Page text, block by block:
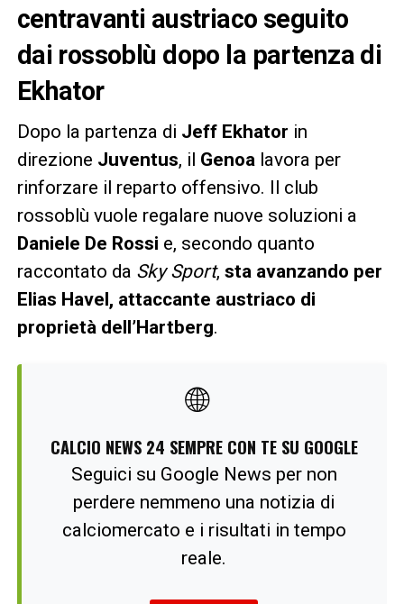
centravanti austriaco seguito
dai rossoblù dopo la partenza di
Ekhator
Dopo la partenza di Jeff Ekhator in
direzione Juventus, il Genoalavora per
rinforzare il reparto offensivo. Il club
rossoblù vuole regalare nuove soluzioni a
Daniele De Rossi e, secondo quanto
raccontato da Sky Sport, sta avanzando per
Elias Havel, attaccante austriaco di
proprietà dell’Hartberg.
🌐
CALCIO NEWS 24 SEMPRE CON TE SU GOOGLE
Seguici su Google News per non
perdere nemmeno una notizia di
calciomercato e i risultati in tempo
reale.